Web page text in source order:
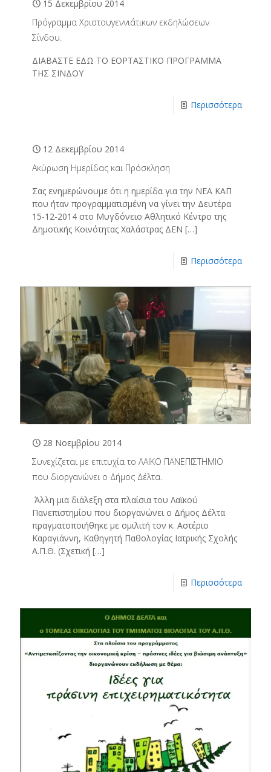
15 Δεκεμβρίου 2014
Πρόγραμμα Χριστουγεννιάτικων εκδηλώσεων
Σίνδου.
ΔΙΑΒΑΣΤΕ ΕΔΩ ΤΟ ΕΟΡΤΑΣΤΙΚΟ ΠΡΟΓΡΑΜΜΑ
ΤΗΣ ΣΙΝΔΟΥ
Περισσότερα
12 Δεκεμβρίου 2014
Ακύρωση Ημερίδας και Πρόσκληση
Σας ενημερώνουμε ότι η ημερίδα για την ΝΕΑ ΚΑΠ
που ήταν προγραμματισμένη να γίνει την Δευτέρα
15-12-2014 στο Μυγδόνειο Αθλητικό Κέντρο της
Δημοτικής Κοινότητας Χαλάστρας ΔΕΝ […]
Περισσότερα
28 Νοεμβρίου 2014
Συνεχίζεται με επιτυχία το ΛΑΪΚΟ ΠΑΝΕΠΙΣΤΗΜΙΟ
που διοργανώνει ο Δήμος Δέλτα.
Άλλη μια διάλεξη στα πλαίσια του Λαϊκού
Πανεπιστημίου που διοργανώνει ο Δήμος Δέλτα
πραγματοποιήθηκε με ομιλιτή τον κ. Αστέριο
Καραγιάννη, Καθηγητή Παθολογίας Ιατρικής Σχολής
Α.Π.Θ. (Σχετική […]
Περισσότερα